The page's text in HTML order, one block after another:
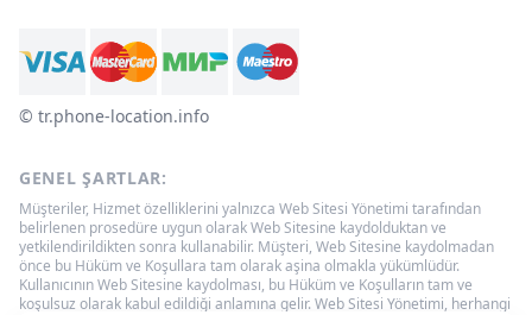
© ‌tr.phone-location.info
GENEL ŞARTLAR:
Müşteriler, Hizmet özelliklerini yalnızca Web Sitesi Yönetimi tarafından
belirlenen prosedüre uygun olarak Web Sitesine kaydolduktan ve
yetkilendirildikten sonra kullanabilir. Müşteri, Web Sitesine kaydolmadan
önce bu Hüküm ve Koşullara tam olarak aşina olmakla yükümlüdür.
Kullanıcının Web Sitesine kaydolması, bu Hüküm ve Koşulların tam ve
koşulsuz olarak kabul edildiği anlamına gelir. Web Sitesi Yönetimi, herhangi